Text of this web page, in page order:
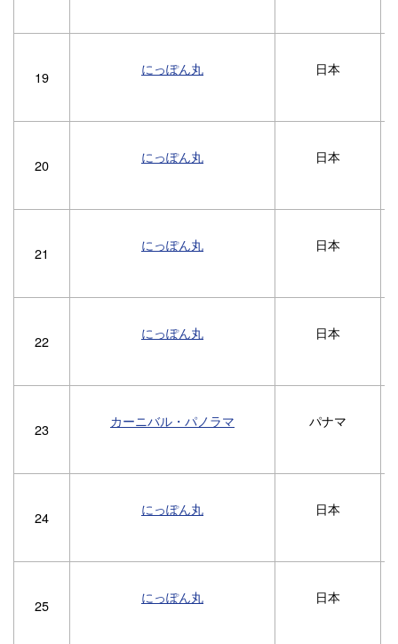
19 にっぽん丸 日本
20 にっぽん丸 日本
21 にっぽん丸 日本
22 にっぽん丸 日本
23 カーニバル・パノラマ パナマ
24 にっぽん丸 日本
25 にっぽん丸 日本